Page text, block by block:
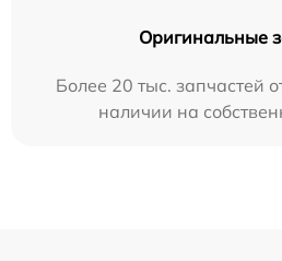
Оригинальные
Более 20 тыс. запчастей
наличии на